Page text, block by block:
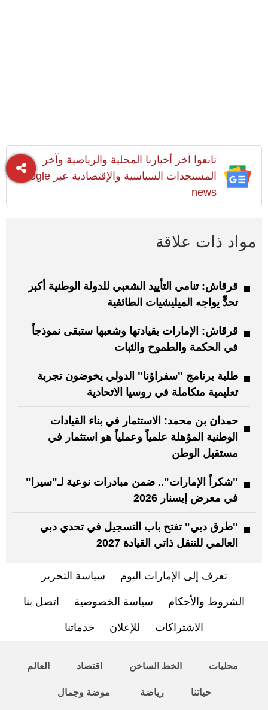
تابعوا آخر أخبارنا المحلية والرياضية وآخر
المستجدات السياسية والإقتصادية عبر Google
news
مواد ذات علاقة
قرقاش: تنامي التأييد الشعبي للدولة الوطنية أكبر
تحدٍّ يواجه الميليشيات الطائفية
قرقاش: الإمارات بقيادتها وشعبها ستبقى نموذجاً
في الحكمة والطموح والثبات
طلبة برنامج "سفراؤنا" الدولي يخوضون تجربة
تعليمية متكاملة في روسيا الاتحادية
حمدان بن محمد: الاستثمار في بناء القيادات
الوطنية المؤهلة علمياً وعملياً هو استثمار في
مستقبل الوطن
"شكراً الإمارات".. ضمن مبادرات نوعية لـ"سيرا"
في معرض إيسنار 2026
"طرق دبي" تفتح باب التسجيل في تحدي دبي
العالمي للتنقل ذاتي القيادة 2027
تعرف إلى الإمارات اليوم سياسة التحرير
الشروط والأحكام سياسة الخصوصية اتصل بنا
الاشتراكات للإعلان خدماتنا
محليات الخط الساخن اقتصاد العالم
حياتنا رياضة موضة وجمال